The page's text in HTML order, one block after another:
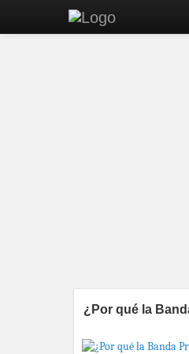
¿Por qué la